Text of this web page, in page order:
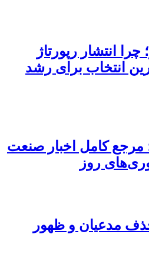
انتشار رپورتاژ
انتخاب برای رشد
مرجع کامل اخبار صنعت
روز
۲۰۲۶؛ حذف مدعیان و ظهور